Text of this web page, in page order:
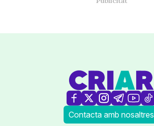
Contacta amb nosaltres